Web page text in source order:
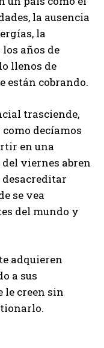
la ausencia
la
años de
llenos de
están cobrando.
trasciende,
decíamos
en una
del viernes abren
desacreditar
se vea
del mundo y
adquieren
a sus
le creen sin